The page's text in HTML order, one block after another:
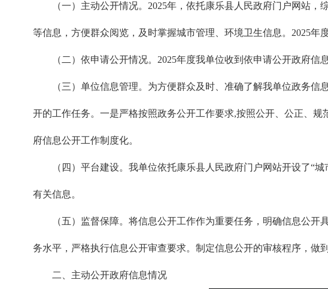
（一）主动公开情况。2025年，依托康乐县人民政府门户网站
等信息，方便群众阅览，及时掌握城市管理、环境卫生信息。2025
（二）依申请公开情况。2025年度我单位收到依申请公开政府信息
（三）单位信息管理。为方便群众及时、准确了解我单位政务
开的工作任务。一是严格按照政务公开工作要求,按照公开、公正、
府信息公开工作制度化。
（四）平台建设。我单位依托康乐县人民政府门户网站开设了“
有关信息。
（五）监督保障。将信息公开工作作为重要任务，明确信息公
务水平，严格执行信息公开审查要求。制定信息公开的审核程序，做
二、主动公开政府信息情况